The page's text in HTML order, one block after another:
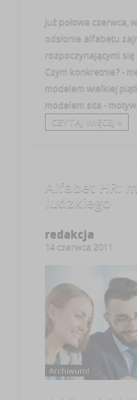
Już połowa czerwca,
odsłonie alfabetu
rozpoczynającymi
Czym konkretnie? -
modelem wielkiej
modelem sita -
CZYTAJ WIĘCEJ +
Alfabet HR:
ludzkiego
redakcja
14 czerwca 2011
Archiwum!